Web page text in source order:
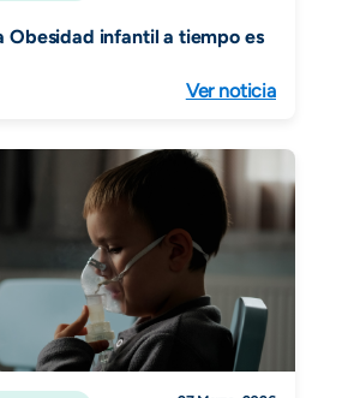
Obesidad infantil a tiempo es
Ver noticia